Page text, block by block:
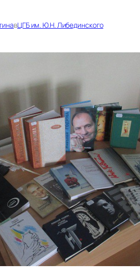
вЦГБ им. Ю.Н. Либединского